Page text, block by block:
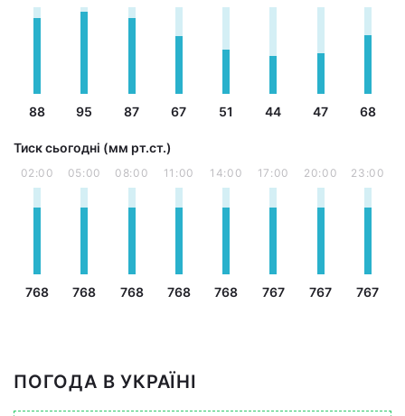
88 95 87 67 51 44 47 68
Тиск сьогодні (мм рт.ст.)
02:00
768
05:00
768
08:00
768
11:00
768
14:00
768
17:00
767
20:00
767
23:00
767
ПОГОДА В УКРАЇНІ